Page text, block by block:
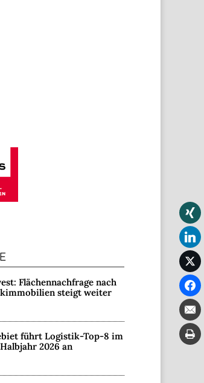
Flächennachfrage nach
steigt weiter
führt Logistik-Top-8 im
2026 an